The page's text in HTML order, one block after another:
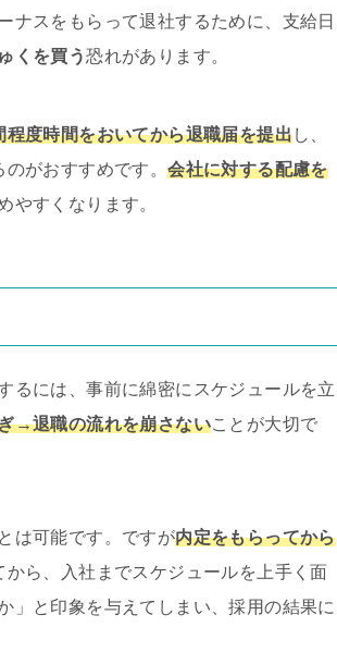
ナスをもらって退社するために、支給日
くを買う恐れがあります。
程度時間をおいてから退職届を提出し、
のがおすすめです。会社に対する配慮を
やすくなります。
るには、事前に綿密にスケジュールを立
→退職の流れを崩さないことが大切で
は可能です。ですが内定をもらってから
から、入社までスケジュールを上手く面
」と印象を与えてしまい、採用の結果に